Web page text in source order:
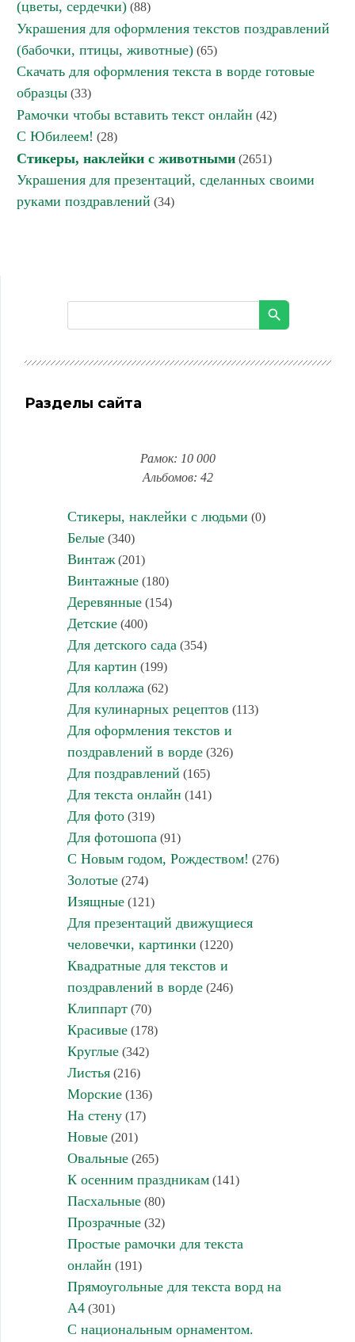
(цветы, сердечки) (88)
Украшения для оформления текстов поздравлений
(бабочки, птицы, животные) (65)
Скачать для оформления текста в ворде готовые
образцы (33)
Рамочки чтобы вставить текст онлайн (42)
С Юбилеем! (28)
Стикеры, наклейки с животными (2651)
Украшения для презентаций, сделанных своими
руками поздравлений (34)
Разделы сайта
Рамок: 10 000
Альбомов: 42
Стикеры, наклейки с людьми (0)
Белые(340)
Винтаж(201)
Винтажные(180)
Деревянные(154)
Детские(400)
Для детского сада (354)
Для картин (199)
Для коллажа (62)
Для кулинарных рецептов (113)
Для оформления текстов и
поздравлений в ворде(326)
Для поздравлений (165)
Для текста онлайн (141)
Для фото(319)
Для фотошопа (91)
С Новым годом, Рождеством! (276)
Золотые(274)
Изящные(121)
Для презентаций движущиеся
человечки, картинки (1220)
Квадратные для текстов и
поздравлений в ворде(246)
Клиппарт(70)
Красивые(178)
Круглые(342)
Листья(216)
Морские(136)
На стену(17)
Новые(201)
Овальные(265)
К осенним праздникам(141)
Пасхальные(80)
Прозрачные(32)
Простые рамочки для текста
онлайн (191)
Прямоугольные для текста ворд на
А4(301)
С национальным орнаментом.